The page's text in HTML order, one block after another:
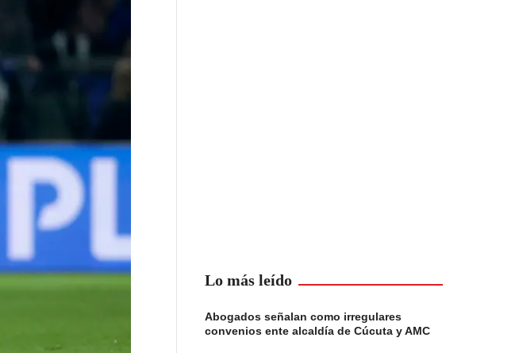
Lo más leído
Abogados señalan como irregulares
convenios ente alcaldía de Cúcuta y AMC